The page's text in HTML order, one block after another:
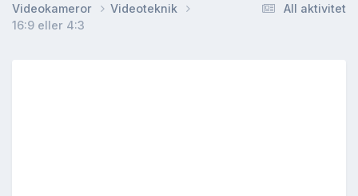
All aktivitet
Videokameror
Videoteknik
16:9 eller 4:3